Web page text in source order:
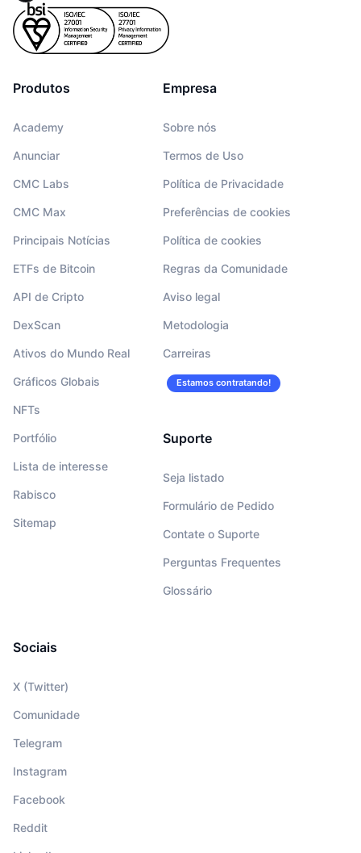
Produtos
Academy
Anunciar
CMC Labs
CMC Max
Principais Notícias
ETFs de Bitcoin
API de Cripto
DexScan
Ativos do Mundo Real
Gráficos Globais
NFTs
Portfólio
Lista de interesse
Rabisco
Sitemap
Empresa
Sobre nós
Termos de Uso
Política de Privacidade
Preferências de cookies
Política de cookies
Regras da Comunidade
Aviso legal
Metodologia
Carreiras
Estamos contratando!
Suporte
Seja listado
Formulário de Pedido
Contate o Suporte
Perguntas Frequentes
Glossário
Sociais
X (Twitter)
Comunidade
Telegram
Instagram
Facebook
Reddit